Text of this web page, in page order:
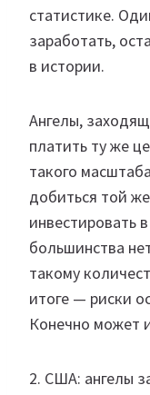
статистике.
заработать,
в истории.
Ангелы,
платить ту же
такого
добиться той
инвестировать
большинства
такому
итоге — риски
Конечно может
2. США: ангелы